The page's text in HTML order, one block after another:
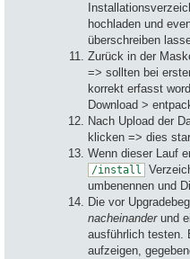
hochladen und
überschreiben
Zurück in der
=> sollten bei
korrekt erfasst
Download >
Nach Upload der
klicken => dies
Wenn dieser Lauf
/install
umbenennen und
Die vor
nacheinanderund
ausführlich testen.
aufzeigen,